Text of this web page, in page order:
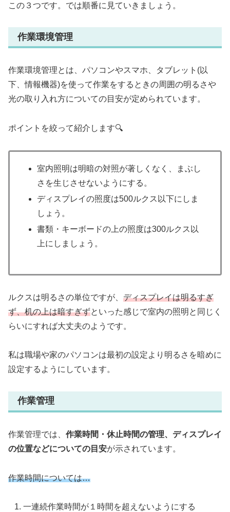
この３つです。では順番に見ていきましょう。
作業環境管理
作業環境管理とは、パソコンやスマホ、タブレット(以
下、情報機器)を使って作業をするときの周囲の明るさや
光の取り入れ方についての目安が定められています。
ポイントを絞って紹介します🔍
室内照明は明暗の対照が著しくなく、まぶし
さを生じさせないようにする。
ディスプレイの照度は500ルクス以下にしま
しょう。
書類・キーボードの上の照度は300ルクス以
上にしましょう。
ルクスは明るさの単位ですが、 ディスプレイは明るすぎ
ず、机の上は暗すぎずといった感じで室内の照明と同じく
らいにすれば大丈夫のようです。
私は職場や家のパソコンは最初の設定より明るさを暗めに
設定するようにしています。
作業管理
作業管理では、 作業時間・休止時間の管理、ディスプレイ
の位置などについての目安が示されています。
作業時間については…
一連続作業時間が１時間を超えないようにする